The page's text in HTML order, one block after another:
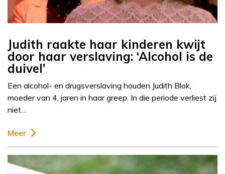
Judith raakte haar kinderen kwijt
door haar verslaving: ‘Alcohol is de
duivel’
Een alcohol- en drugsverslaving houden Judith Blok,
moeder van 4, jaren in haar greep. In die periode verliest zij
niet…
Meer